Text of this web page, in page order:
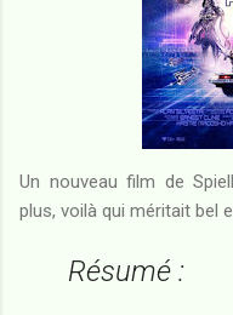
Un nouveau film de
plus, voilà qui méritait bel
Résumé :